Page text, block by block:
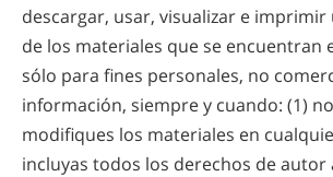
descargar, usar, visualizar e imprimir
de los materiales que se encuentran
sólo para fines personales, no
información, siempre y cuando: (1)
modifiques los materiales en
incluyas todos los derechos de autor